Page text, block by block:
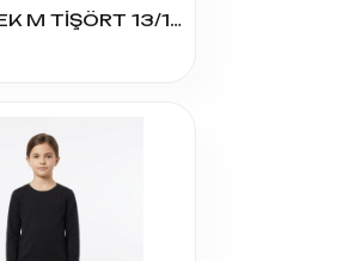
3215 ERKEK M TİŞÖRT 13/16 YAŞ